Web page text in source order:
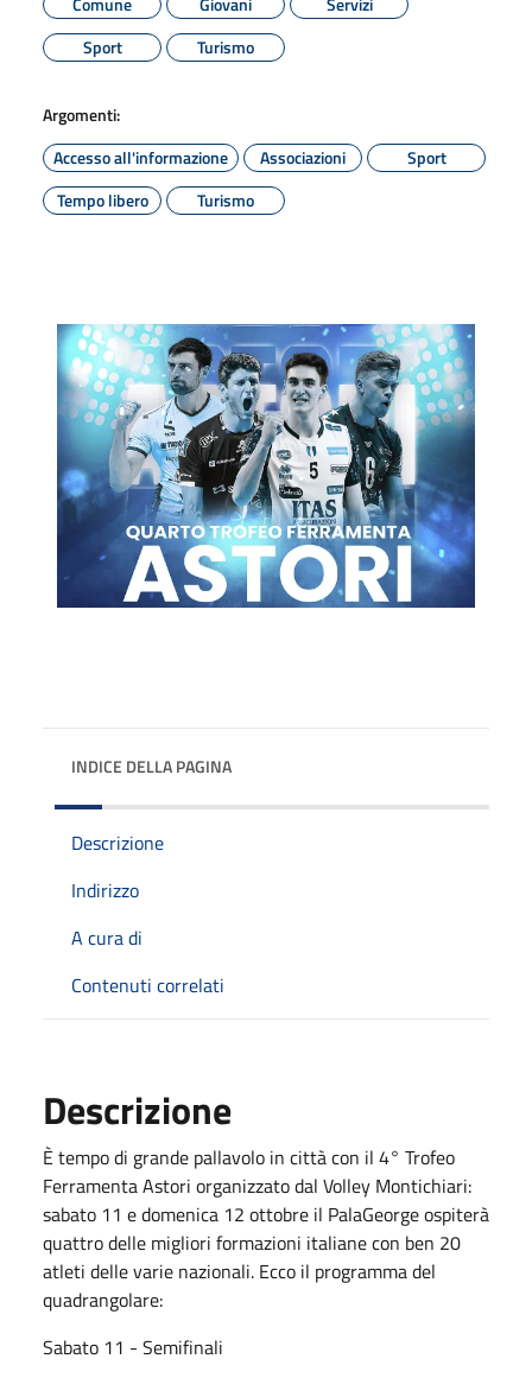
Sport
Turismo
Argomenti:
Accesso all'informazione
Associazioni
Sport
Tempo libero
Turismo
INDICE DELLA PAGINA
Descrizione
Indirizzo
A cura di
Contenuti correlati
Descrizione
È tempo di grande pallavolo in città con il 4° Trofeo
Ferramenta Astori organizzato dal Volley Montichiari:
sabato 11 e domenica 12 ottobre il PalaGeorge ospiterà
quattro delle migliori formazioni italiane con ben 20
atleti delle varie nazionali. Ecco il programma del
quadrangolare:
Sabato 11 - Semifinali